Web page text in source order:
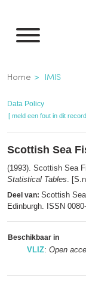
naar
inhoud
gaan
Kruimelpad
Home IMIS
Data Policy
[ meld een fout in dit
Scottish Sea
(1993). Scottish Sea
Statistical Tables.
Deel van: Scottish
Edinburgh. ISSN
Beschikbaar in
VLIZ: Open